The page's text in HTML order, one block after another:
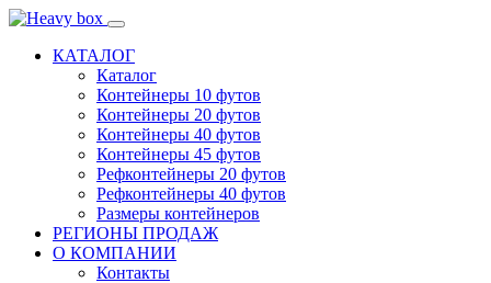
КАТАЛОГ
Каталог
Контейнеры 10 футов
Контейнеры 20 футов
Контейнеры 40 футов
Контейнеры 45 футов
Рефконтейнеры 20 футов
Рефконтейнеры 40 футов
Размеры контейнеров
РЕГИОНЫ ПРОДАЖ
О КОМПАНИИ
Контакты